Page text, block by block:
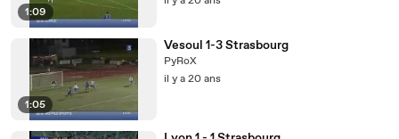
1:09
1:05
Vesoul 1-3 Strasbourg
PyRoX
il y a 20 ans